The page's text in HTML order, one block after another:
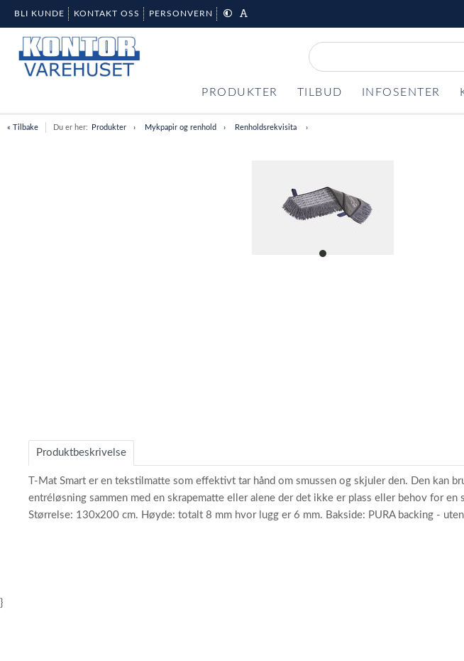
BLI KUNDE KONTAKT OSS PERSONVERN
PRODUKTER TILBUD INFOSENTER
« Tilbake Du er her: Produkter Mykpapir og renhold Renholdsrekvisita
item
Produktbeskrivelse
T-Mat Smart er en tekstilmatte som effektivt tar hånd om smussen og skjuler den. Den kan
entréløsning sammen med en skrapematte eller alene der det ikke er plass eller behov for
Størrelse: 130x200 cm. Høyde: totalt 8 mm hvor lugg er 6 mm. Bakside: PURA backing -
}